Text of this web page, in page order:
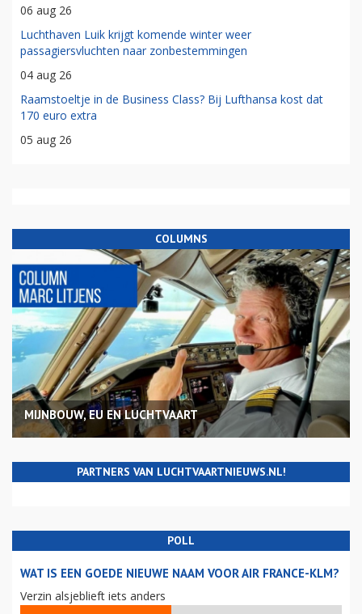
06 aug 26
Luchthaven Luik krijgt komende winter weer
passagiersvluchten naar zonbestemmingen
04 aug 26
Raamstoeltje in de Business Class? Bij Lufthansa kost dat
170 euro extra
05 aug 26
COLUMNS
MIJNBOUW, EU EN LUCHTVAART
PARTNERS VAN LUCHTVAARTNIEUWS.NL!
POLL
WAT IS EEN GOEDE NIEUWE NAAM VOOR AIR FRANCE-KLM?
Verzin alsjeblieft iets anders